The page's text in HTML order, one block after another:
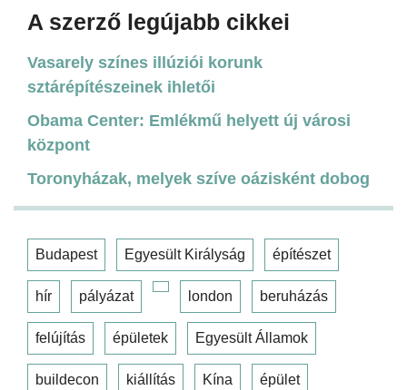
A szerző legújabb cikkei
Vasarely színes illúziói korunk
sztárépítészeinek ihletői
Obama Center: Emlékmű helyett új városi
központ
Toronyházak, melyek szíve oázisként dobog
Budapest Egyesült Királyság építészet
hír pályázat london beruházás
felújítás épületek Egyesült Államok
buildecon kiállítás Kína épület